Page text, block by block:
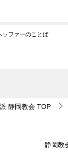
ッファーのことば
静岡教会 TOP
静岡教